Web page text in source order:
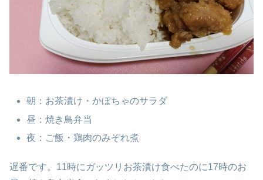
朝：お茶漬け・かぼちゃのサラダ
昼：焼き鳥弁当
夜：ご飯・鶏肉のみぞれ煮
遅番です。11時にガッツリお茶漬け食べたのに17時のお